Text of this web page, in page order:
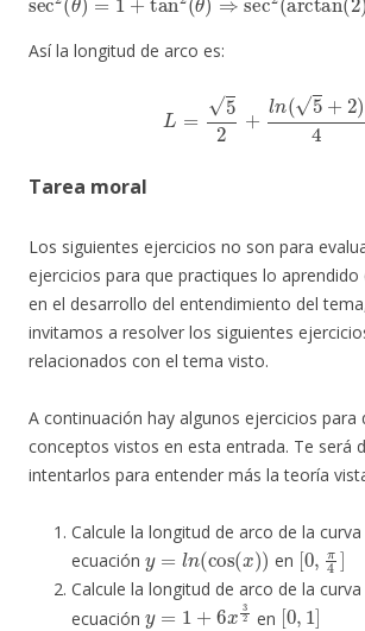
Así la longitud de arco es:
52 n 5+ 2)
Tarea moral
Los siguientes ejercicios no son para
ejercicios para que practiques lo aprendido
en el desarrollo del entendimiento del
invitamos a resolver los siguientes
relacionados con el tema visto.
A continuación hay algunos ejercicios para
conceptos vistos en esta entrada. Te será
intentarlos para entender más la teoría
Calcule la longitud de arco de la
ecuación
y=ln(cos(x ))
en
[0 ,π4]
Calcule la longitud de arco de la
ecuación
y=1+6x 32
en
[0 ,1]